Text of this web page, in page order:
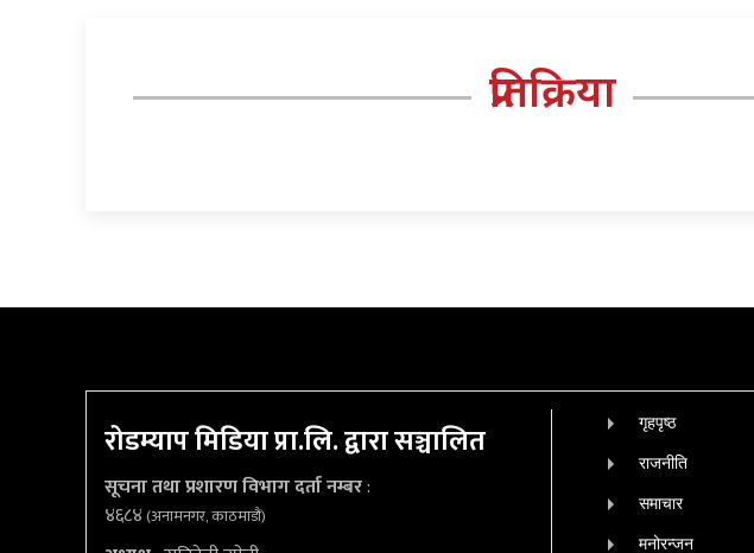
प्रतिक्रिया
रोडम्याप मिडिया प्रा.लि. द्वारा सञ्चालित
सूचना तथा प्रशारण विभाग दर्ता नम्बर:
४६८४(अनामनगर, काठमाडौं)
गृहपृष्‍ठ
राजनीति
समाचार
मनोरन्जन